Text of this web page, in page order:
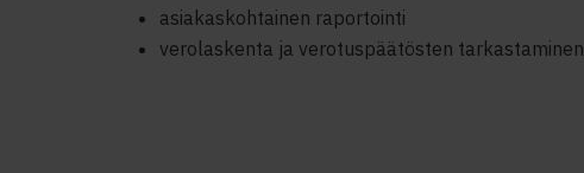
asiakaskohtainen raportointi
verolaskenta ja verotuspäätösten tarkastaminen